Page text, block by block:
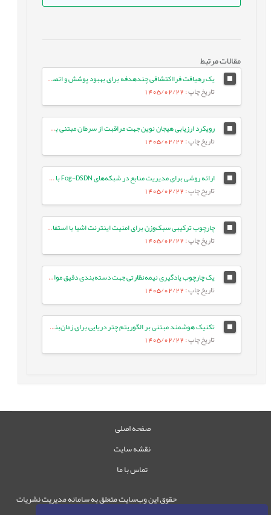
مقالات مرتبط
یک رهیافت فرااکتشافی چندهدفه برای بهبود پوشش و اتصال در شبکه‌های حسگر بی‌سیم
تاریخ چاپ: 1405/02/22
رویکرد ارزیابی هیجان نوین جهت مراقبت از سرطان مبتنی بر مدل‌های زبانی بزرگ
تاریخ چاپ: 1405/02/22
ارائه روشی برای مدیریت منابع در شبکه‌های Fog-DSDN با بهره‌گیری از معماری میکروسرویس و شبکه‌های ESN
تاریخ چاپ: 1405/02/22
چارچوب ترکیبی سبک‌وزن برای امنیت اینترنت اشیا با استفاده از جنگل تصادفی بهینه و انتخاب ویژگی تطبیقی در معماری لبه-ابری
تاریخ چاپ: 1405/02/22
یک چارچوب یادگیری نیمه‌نظارتی جهت دسته‌بندی دقیق موارد آزمون با بهره‌گیری از تعبیه‌های زبانی و ویژگی‌های معنایی متن
تاریخ چاپ: 1405/02/22
تکنیک هوشمند مبتنی بر الگوریتم چتر دریایی برای زمان‌بندی وظایف بر اساس اولویت در شبکه‌های IoT/Fog
تاریخ چاپ: 1405/02/22
صفحه اصلی
نقشه سایت
تماس با ما
حقوق این وب‌سایت متعلق به سامانه مدیریت نشریات